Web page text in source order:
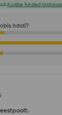
Kuidas hinded
hästi?